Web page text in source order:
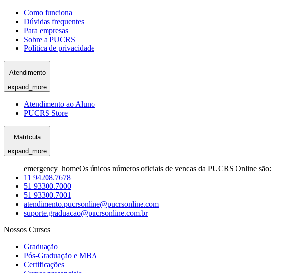
Como funciona
Dúvidas frequentes
Para empresas
Sobre a PUCRS
Política de privacidade
Atendimento
expand_more
Atendimento ao Aluno
PUCRS Store
Matrícula
expand_more
emergency_homeOs únicos números oficiais de vendas da PUCRS Online são:
11 94208.7678
51 93300.7000
51 93300.7001
atendimento.pucrsonline@pucrsonline.com
suporte.graduacao@pucrsonline.com.br
Nossos Cursos
Graduação
Pós-Graduação e MBA
Certificações